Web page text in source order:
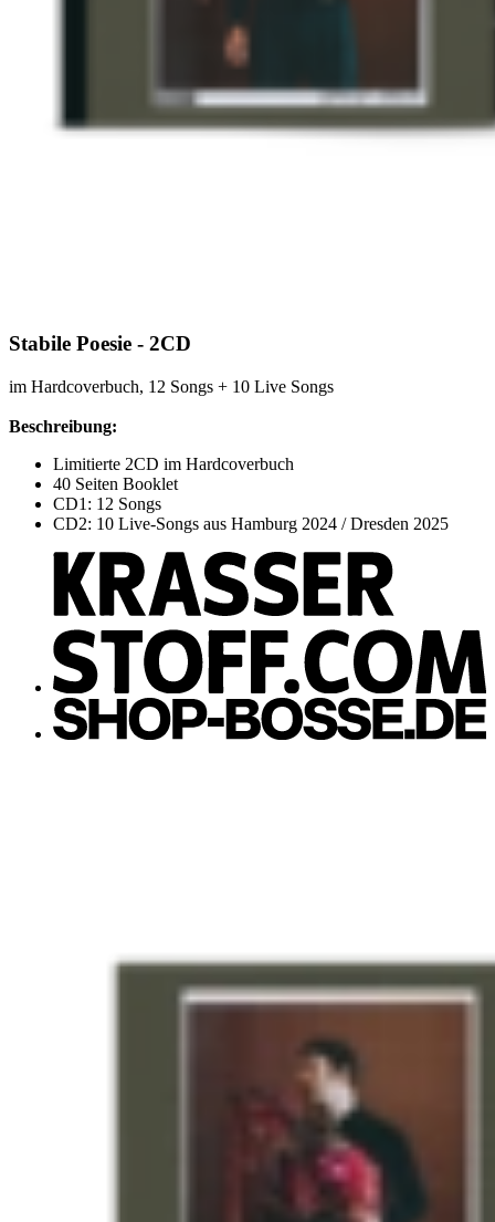
Stabile Poesie - 2CD
im Hardcoverbuch, 12 Songs + 10 Live Songs
Beschreibung:
Limitierte 2CD im Hardcoverbuch
40 Seiten Booklet
CD1: 12 Songs
CD2: 10 Live-Songs aus Hamburg 2024 / Dresden 2025